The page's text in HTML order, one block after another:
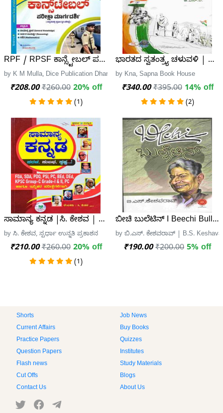
RPF / RPSF ಕಾನ್ಸ್ಟೇಬಲ್ ಪರೀಕ್ಷಾ ಮಾರ್ಗದರ್ಶಿ | KM Mulla |
by K M Mulla, Dice Publication Dharwad
₹208.00 ₹260.00 20% off
(1)
ಭಾರತದ ಸ್ವತಂತ್ರ್ಯ ಚಳುವಳಿ |
by Kna, Sapna Book House
₹340.00 ₹395.00 14% off
(2)
ಸಾಮಾನ್ಯ ಕನ್ನಡ |ಸಿ. ಕೇಶವ | ಸ್ಪರ್ಧಾ ಉನ್ನತಿ ಪ್ರಕಾಶನ
by ಸಿ. ಕೇಶವ, ಸ್ಪರ್ಧಾ ಉನ್ನತಿ ಪ್ರಕಾಶನ
₹210.00 ₹260.00 20% off
(1)
ಬೀಚಿ ಬುಲೆಟಿನ್ I Beechi
by ಬಿ.ಎಸ್. ಕೇಶವರಾವ್ | B.S.
₹190.00 ₹200.00 5% off
Shorts
Job News
Current Affairs
Buy Books
Practice Papers
Quizzes
Question Papers
Institutes
Flash news
Study Materials
Cut Offs
Blogs
Contact Us
About Us